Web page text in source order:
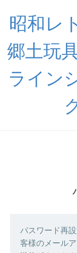
昭和レ
郷土玩
ライン
パスワード再
客様のメール